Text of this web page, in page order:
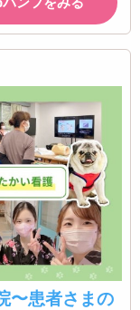
〜患者さまの